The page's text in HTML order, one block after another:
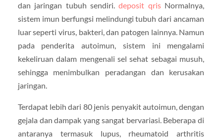
dan jaringan tubuh sendiri.deposit qrisNormalnya,
sistem imun berfungsi melindungi tubuh dari ancaman
luar seperti virus, bakteri, dan patogen lainnya. Namun
pada penderita autoimun, sistem ini mengalami
kekeliruan dalam mengenali sel sehat sebagai musuh,
sehingga menimbulkan peradangan dan kerusakan
jaringan.
Terdapat lebih dari 80 jenis penyakit autoimun, dengan
gejala dan dampak yang sangat bervariasi. Beberapa di
antaranya termasuk lupus, rheumatoid arthritis